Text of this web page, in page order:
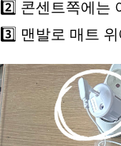
2️⃣ 콘센트쪽에는
3️⃣ 맨발로 매트